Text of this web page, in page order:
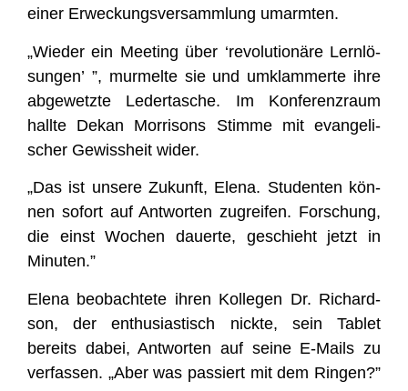
einer Erwe­ckungs­ver­samm­lung umarmten.
„Wie­der ein Mee­ting über ‘revo­lu­tio­nä­re Lern­lö­
sun­gen’ ”, mur­mel­te sie und umklam­mer­te ihre
abge­wetz­te Leder­ta­sche. Im Kon­fe­renz­raum
hall­te Dekan Mor­ri­sons Stim­me mit evan­ge­li­
scher Gewiss­heit wider.
„Das ist unse­re Zukunft, Ele­na. Stu­den­ten kön­
nen sofort auf Ant­wor­ten zugrei­fen. For­schung,
die einst Wochen dau­er­te, geschieht jetzt in
Minuten.”
Ele­na beob­ach­te­te ihren Kol­le­gen Dr. Richard­
son, der enthu­si­as­tisch nick­te, sein Tablet
bereits dabei, Ant­wor­ten auf sei­ne E‑Mails zu
ver­fas­sen. „Aber was pas­siert mit dem Rin­gen?”